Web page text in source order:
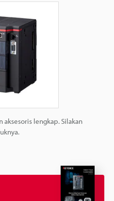
aksesoris lengkap. Silakan